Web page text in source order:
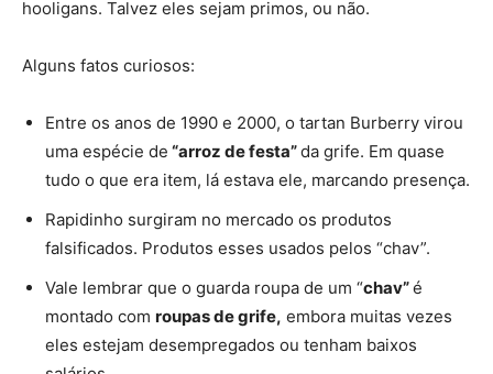
hooligans. Talvez eles sejam primos, ou não.
Alguns fatos curiosos:
Entre os anos de 1990 e 2000, o tartan Burberry virou
uma espécie de “arroz de festa”da grife. Em quase
tudo o que era item, lá estava ele, marcando presença.
Rapidinho surgiram no mercado os produtos
falsificados. Produtos esses usados pelos “chav”.
Vale lembrar que o guarda roupa de um “chav”é
montado com roupas de grife, embora muitas vezes
eles estejam desempregados ou tenham baixos